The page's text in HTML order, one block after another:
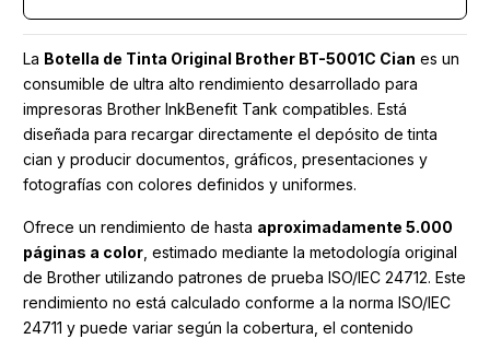
La Botella de Tinta Original Brother BT-5001C Cian es un
consumible de ultra alto rendimiento desarrollado para
impresoras Brother InkBenefit Tank compatibles. Está
diseñada para recargar directamente el depósito de tinta
cian y producir documentos, gráficos, presentaciones y
fotografías con colores definidos y uniformes.
Ofrece un rendimiento de hasta aproximadamente 5.000
páginas a color , estimado mediante la metodología original
de Brother utilizando patrones de prueba ISO/IEC 24712. Este
rendimiento no está calculado conforme a la norma ISO/IEC
24711 y puede variar según la cobertura, el contenido